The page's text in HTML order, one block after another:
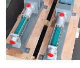
客户案例
新闻中心
客服中心